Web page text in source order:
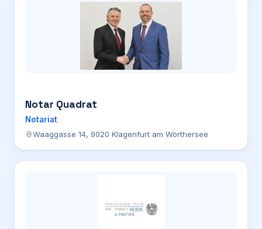
Notar Quadrat
Notariat
Waaggasse 14, 9020 Klagenfurt am Wörthersee